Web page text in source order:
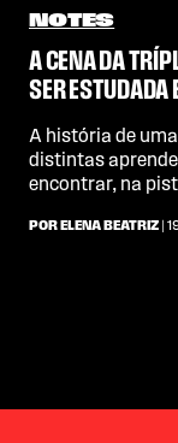
NOTES
A CENA DA
SER ESTUDADA
A história de
distintas
encontrar, na
POR ELENA BEATRIZ |